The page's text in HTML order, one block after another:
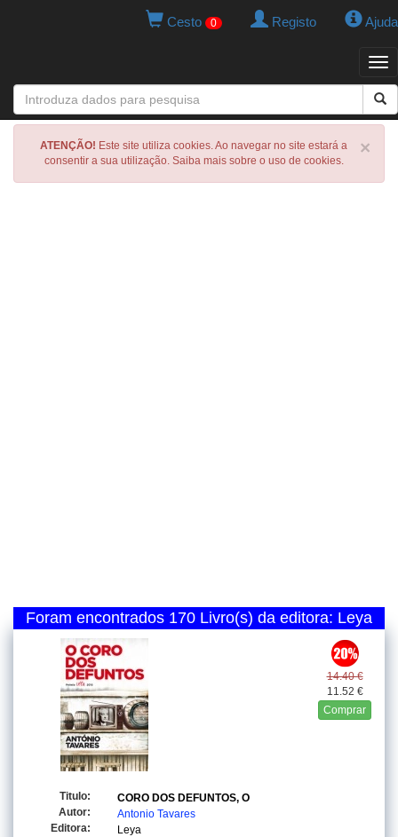
Cesto 0 Registo Ajuda
×
ATENÇÃO! Este site utiliza cookies. Ao navegar no site estará a
consentir a sua utilização. Saiba mais sobre o uso de cookies.
Foram encontrados 170 Livro(s) da editora: Leya
14.40 €
11.52 €
Comprar
Titulo:
CORO DOS DEFUNTOS, O
Autor:
Antonio Tavares
Editora:
Leya